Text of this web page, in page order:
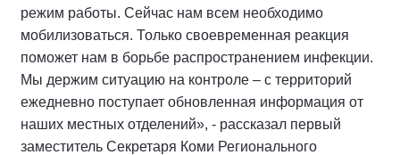
режим работы. Сейчас нам всем необходимо
мобилизоваться. Только своевременная реакция
поможет нам в борьбе распространением инфекции.
Мы держим ситуацию на контроле – с территорий
ежедневно поступает обновленная информация от
наших местных отделений», - рассказал первый
заместитель Секретаря Коми Регионального